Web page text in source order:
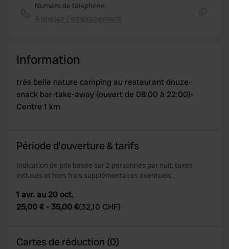
Numéro de téléphone
Information
très belle nature camping au restaurant douze-
snack bar-take-away (ouvert de 08:00 à 22:00)-
Centre 1 km
Période d'ouverture & tarifs
Indication de prix basée sur 2 personnes par nuit, taxes
incluses et hors frais supplémentaires éventuels.
1 avr. au 20 oct.
25,00 € - 35,00 €(32,10 CHF)
Cartes de réduction (0)